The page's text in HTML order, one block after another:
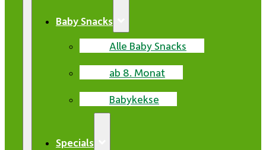
Baby Snacks
Alle Baby Snacks
ab 8. Monat
Babykekse
Specials